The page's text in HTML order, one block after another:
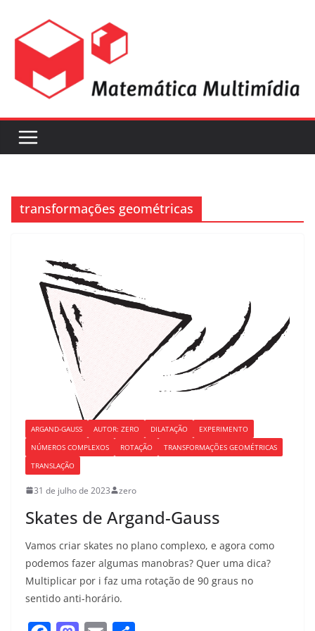
transformações geométricas
ARGAND-GAUSS AUTOR: ZERO DILATAÇÃO
EXPERIMENTO
NÚMEROS COMPLEXOS
ROTAÇÃO
TRANSFORMAÇÕES GEOMÉTRICAS
TRANSLAÇÃO
31 de julho de 2023 zero
Skates de Argand-Gauss
Vamos criar skates no plano complexo, e agora como
podemos fazer algumas manobras? Quer uma dica?
Multiplicar por i faz uma rotação de 90 graus no
sentido anti-horário.